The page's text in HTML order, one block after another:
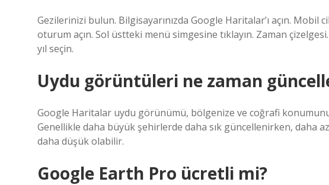
Gezilerinizi bulun. Bilgisayarınızda Google Haritalar’ı açın. Mobil
oturum açın. Sol üstteki menü simgesine tıklayın. Zaman
yıl seçin.
Uydu görüntüleri ne zaman
Google Haritalar uydu görünümü, bölgenize ve coğrafi
Genellikle daha büyük şehirlerde daha sık güncellenirken, daha
daha düşük olabilir.
Google Earth Pro ücretli mi?